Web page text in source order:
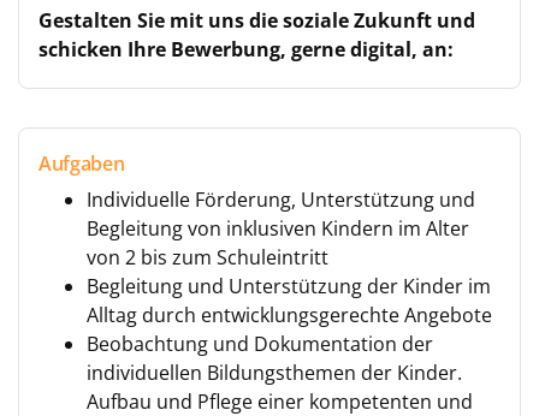
Gestalten Sie mit uns die soziale Zukunft und
schicken Ihre Bewerbung, gerne digital, an:
Aufgaben
Individuelle Förderung, Unterstützung und
Begleitung von inklusiven Kindern im Alter
von 2 bis zum Schuleintritt
Begleitung und Unterstützung der Kinder im
Alltag durch entwicklungsgerechte Angebote
Beobachtung und Dokumentation der
individuellen Bildungsthemen der Kinder.
Aufbau und Pflege einer kompetenten und